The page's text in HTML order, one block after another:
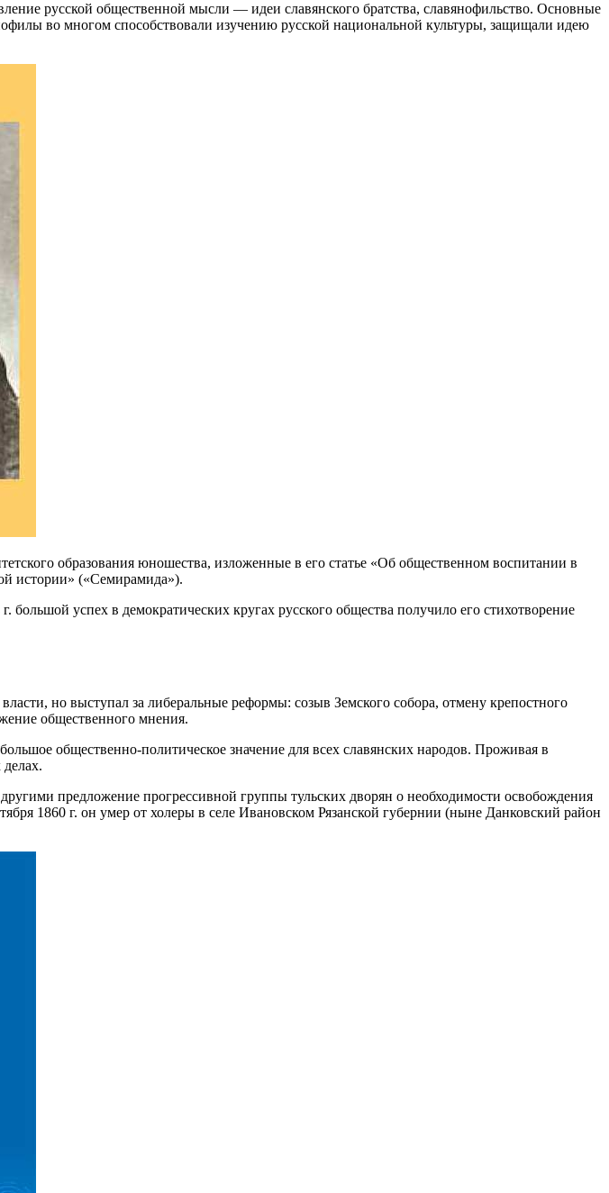
русской общественной мысли — идеи славянского братства, славянофильство. Основные
во многом способствовали изучению русской национальной культуры, защищали идею
образования юношества, изложенные в его статье «Об общественном воспитании в
истории» («Семирамида»).
успех в демократических кругах русского общества получило его стихотворение
но выступал за либеральные реформы: созыв Земского собора, отмену крепостного
общественного мнения.
общественно-политическое значение для всех славянских народов. Проживая в
предложение прогрессивной группы тульских дворян о необходимости освобождения
1860 г. он умер от холеры в селе Ивановском Рязанской губернии (ныне Данковский район